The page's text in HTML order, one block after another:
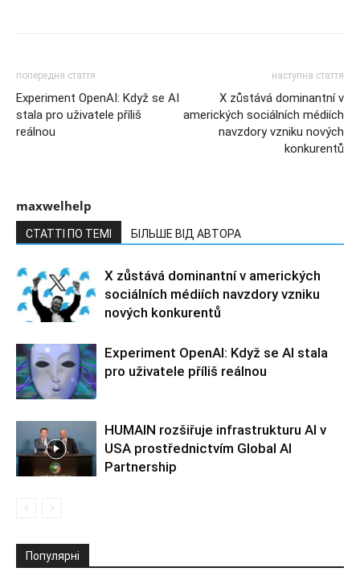
попередня стаття
Experiment OpenAI: Když se AI
stala pro uživatele příliš
reálnou
наступна стаття
X zůstává dominantní v
amerických sociálních médiích
navzdory vzniku nových
konkurentů
maxwelhelp
СТАТТІ ПО ТЕМІ БІЛЬШЕ ВІД АВТОРА
X zůstává dominantní v amerických
sociálních médiích navzdory vzniku
nových konkurentů
Experiment OpenAI: Když se AI stala
pro uživatele příliš reálnou
HUMAIN rozšiřuje infrastrukturu AI v
USA prostřednictvím Global AI
Partnership
Популярні